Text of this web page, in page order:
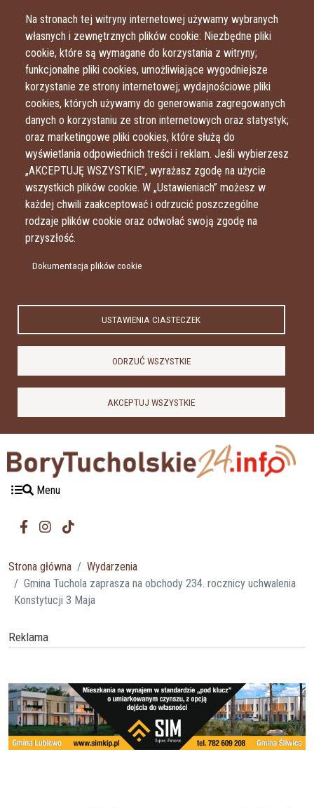
Na stronach tej witryny internetowej używamy wybranych
własnych i zewnętrznych plików cookie: Niezbędne pliki
cookie, które są wymagane do korzystania z witryny;
funkcjonalne pliki cookies, umożliwiające wygodniejsze
korzystanie ze strony internetowej; wydajnościowe pliki
cookies, których używamy do generowania zagregowanych
danych o korzystaniu ze stron internetowych oraz statystyk;
oraz marketingowe pliki cookies, które służą do
wyświetlania odpowiednich treści i reklam. Jeśli wybierzesz
„AKCEPTUJĘ WSZYSTKIE”, wyrażasz zgodę na użycie
wszystkich plików cookie. W „Ustawieniach” możesz w
każdej chwili zaakceptować i odrzucić poszczególne
rodzaje plików cookie oraz odwołać swoją zgodę na
przyszłość.
Dokumentacja plików cookie
USTAWIENIA CIASTECZEK
ODRZUĆ WSZYSTKIE
AKCEPTUJ WSZYSTKIE
Menu
Strona główna
Wydarzenia
Gmina Tuchola zaprasza na obchody 234. rocznicy uchwalenia
Konstytucji 3 Maja
Reklama